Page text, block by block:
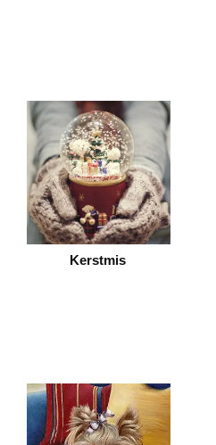
Kerstmis